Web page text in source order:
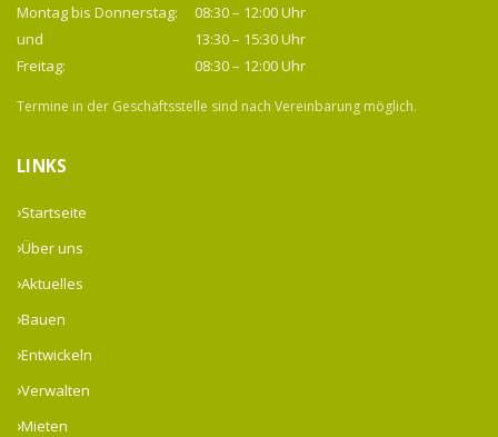
Montag bis Donnerstag:
08:30 – 12:00 Uhr
und
13:30 – 15:30 Uhr
Freitag:
08:30 – 12:00 Uhr
Termine in der Geschäftsstelle sind nach Vereinbarung möglich.
LINKS
Startseite
Über uns
Aktuelles
Bauen
Entwickeln
Verwalten
Mieten